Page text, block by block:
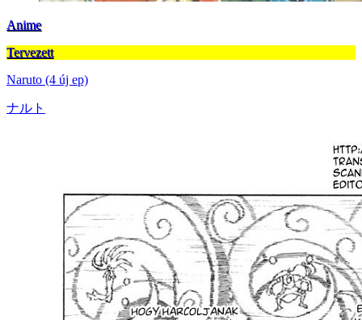
Anime
Tervezett
Naruto (4 új ep)
ナルト